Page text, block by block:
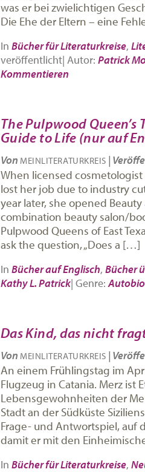
was er bei zwielichtigen
Die Ehe der Eltern – eine
In Bücher für Literaturkreise,
veröffentlicht| Autor: Patrick
Kommentieren
The Pulpwood
Guide to Life (nur auf
Von MEINLITERATURKREIS |
When licensed
lost her job due to industry
year later, she opened
combination beauty salon/
Pulpwood Queens of East
ask the question, „Does a […]
In Bücher auf Englisch, Bücher
Kathy L. Patrick| Genre:
Das Kind, das nicht
Von MEINLITERATURKREIS |
An einem Frühlingstag im
Flugzeug in Catania. Merz
Lebensgewohnheiten der
Stadt an der Südküste
Frage- und Antwortspiel, auf
damit er mit den
In Bücher für Literaturkreise,